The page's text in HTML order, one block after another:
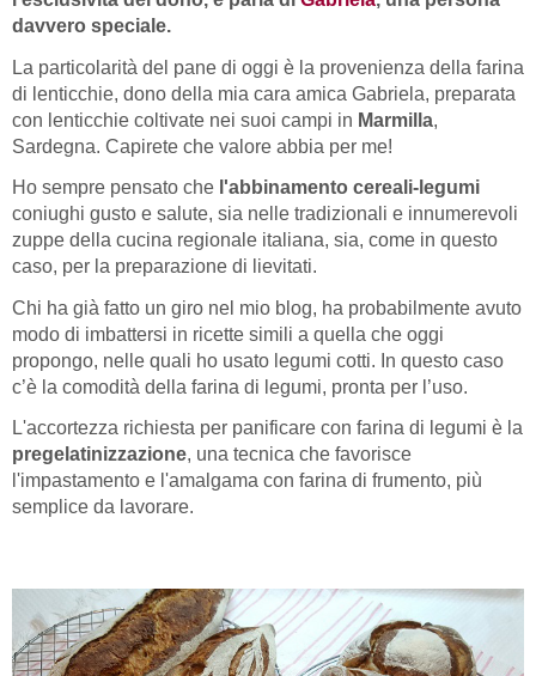
davvero speciale.
La particolarità del pane di oggi è la provenienza della farina
di lenticchie, dono della mia cara amica Gabriela, preparata
con lenticchie coltivate nei suoi campi in Marmilla,
Sardegna. Capirete che valore abbia per me!
Ho sempre pensato che l'abbinamento cereali-legumi
coniughi gusto e salute, sia nelle tradizionali e innumerevoli
zuppe della cucina regionale italiana, sia, come in questo
caso, per la preparazione di lievitati.
Chi ha già fatto un giro nel mio blog, ha probabilmente avuto
modo di imbattersi in ricette simili a quella che oggi
propongo, nelle quali ho usato legumi cotti. In questo caso
c’è la comodità della farina di legumi, pronta per l’uso.
L'accortezza richiesta per panificare con farina di legumi è la
pregelatinizzazione, una tecnica che favorisce
l'impastamento e l'amalgama con farina di frumento, più
semplice da lavorare.